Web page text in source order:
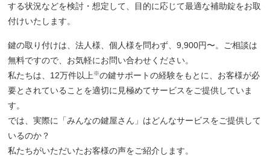
する状況などを検討・想定して、目的に応じて最適な補助錠をお取
付けいたします。
鍵の取り付けは、法人様、個人様を問わず、9,900円〜。ご相談は
無料ですので、お気軽にお問い合わせください。
私たちは、12万件以上 ※の鍵サポートの経験をもとに、お客様が必
要とされていることを適切に見極めてサービスをご提供していま
す。
では、実際に「みんなの鍵屋さん」はどんなサービスをご提供して
いるのか？
私たちがいただいたお客様の声をご紹介します。